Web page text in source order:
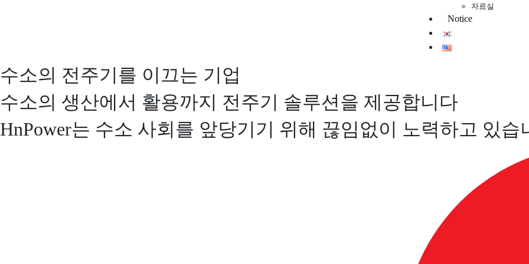
자료실
Notice
수소의 전주기를 이끄는 기업
수소의 생산에서 활용까지 전주기 솔루션을 제공합니다
HnPower는 수소 사회를 앞당기기 위해 끊임없이 노력하고 있습